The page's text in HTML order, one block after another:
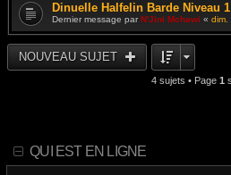
Dinuelle Halfelin Barde Niveau 1
Dernier message parN'Jini Mchawi « dim.
NOUVEAU SUJET
4 sujets • Page 1
QUI EST EN LIGNE